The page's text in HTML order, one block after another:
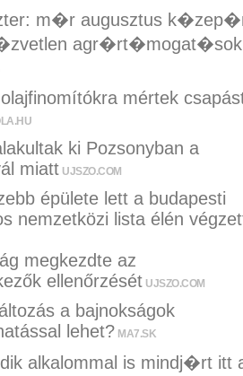
m�r augusztus
agr�rt�mogat�sok
mértek
ki Pozsonyban a
miatt UJSZO.COM
épülete lett a budapesti
nemzetközi lista élén
megkezdte az
ellenőrzését UJSZO.COM
a bajnokságok
lehet? MA7.SK
alkalommal is mindj�rt itt